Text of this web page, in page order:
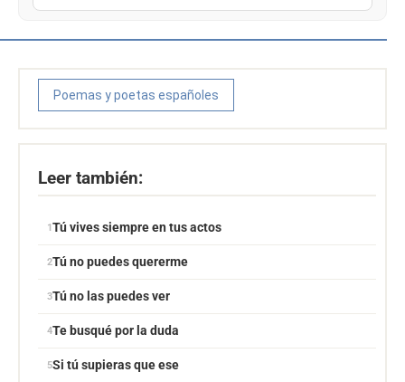
Poemas y poetas españoles
Leer también:
Tú vives siempre en tus actos
Tú no puedes quererme
Tú no las puedes ver
Te busqué por la duda
Si tú supieras que ese